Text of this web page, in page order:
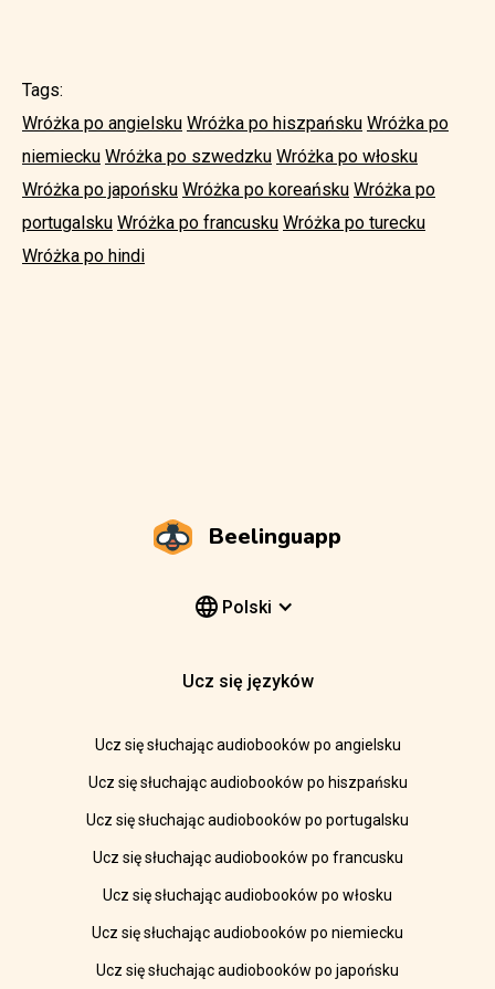
Tags:
Wróżka po angielsku Wróżka po hiszpańsku Wróżka po
niemiecku Wróżka po szwedzku Wróżka po włosku
Wróżka po japońsku Wróżka po koreańsku Wróżka po
portugalsku Wróżka po francusku Wróżka po turecku
Wróżka po hindi
Beelinguapp
Polski
Ucz się języków
Ucz się słuchając audiobooków po angielsku
Ucz się słuchając audiobooków po hiszpańsku
Ucz się słuchając audiobooków po portugalsku
Ucz się słuchając audiobooków po francusku
Ucz się słuchając audiobooków po włosku
Ucz się słuchając audiobooków po niemiecku
Ucz się słuchając audiobooków po japońsku